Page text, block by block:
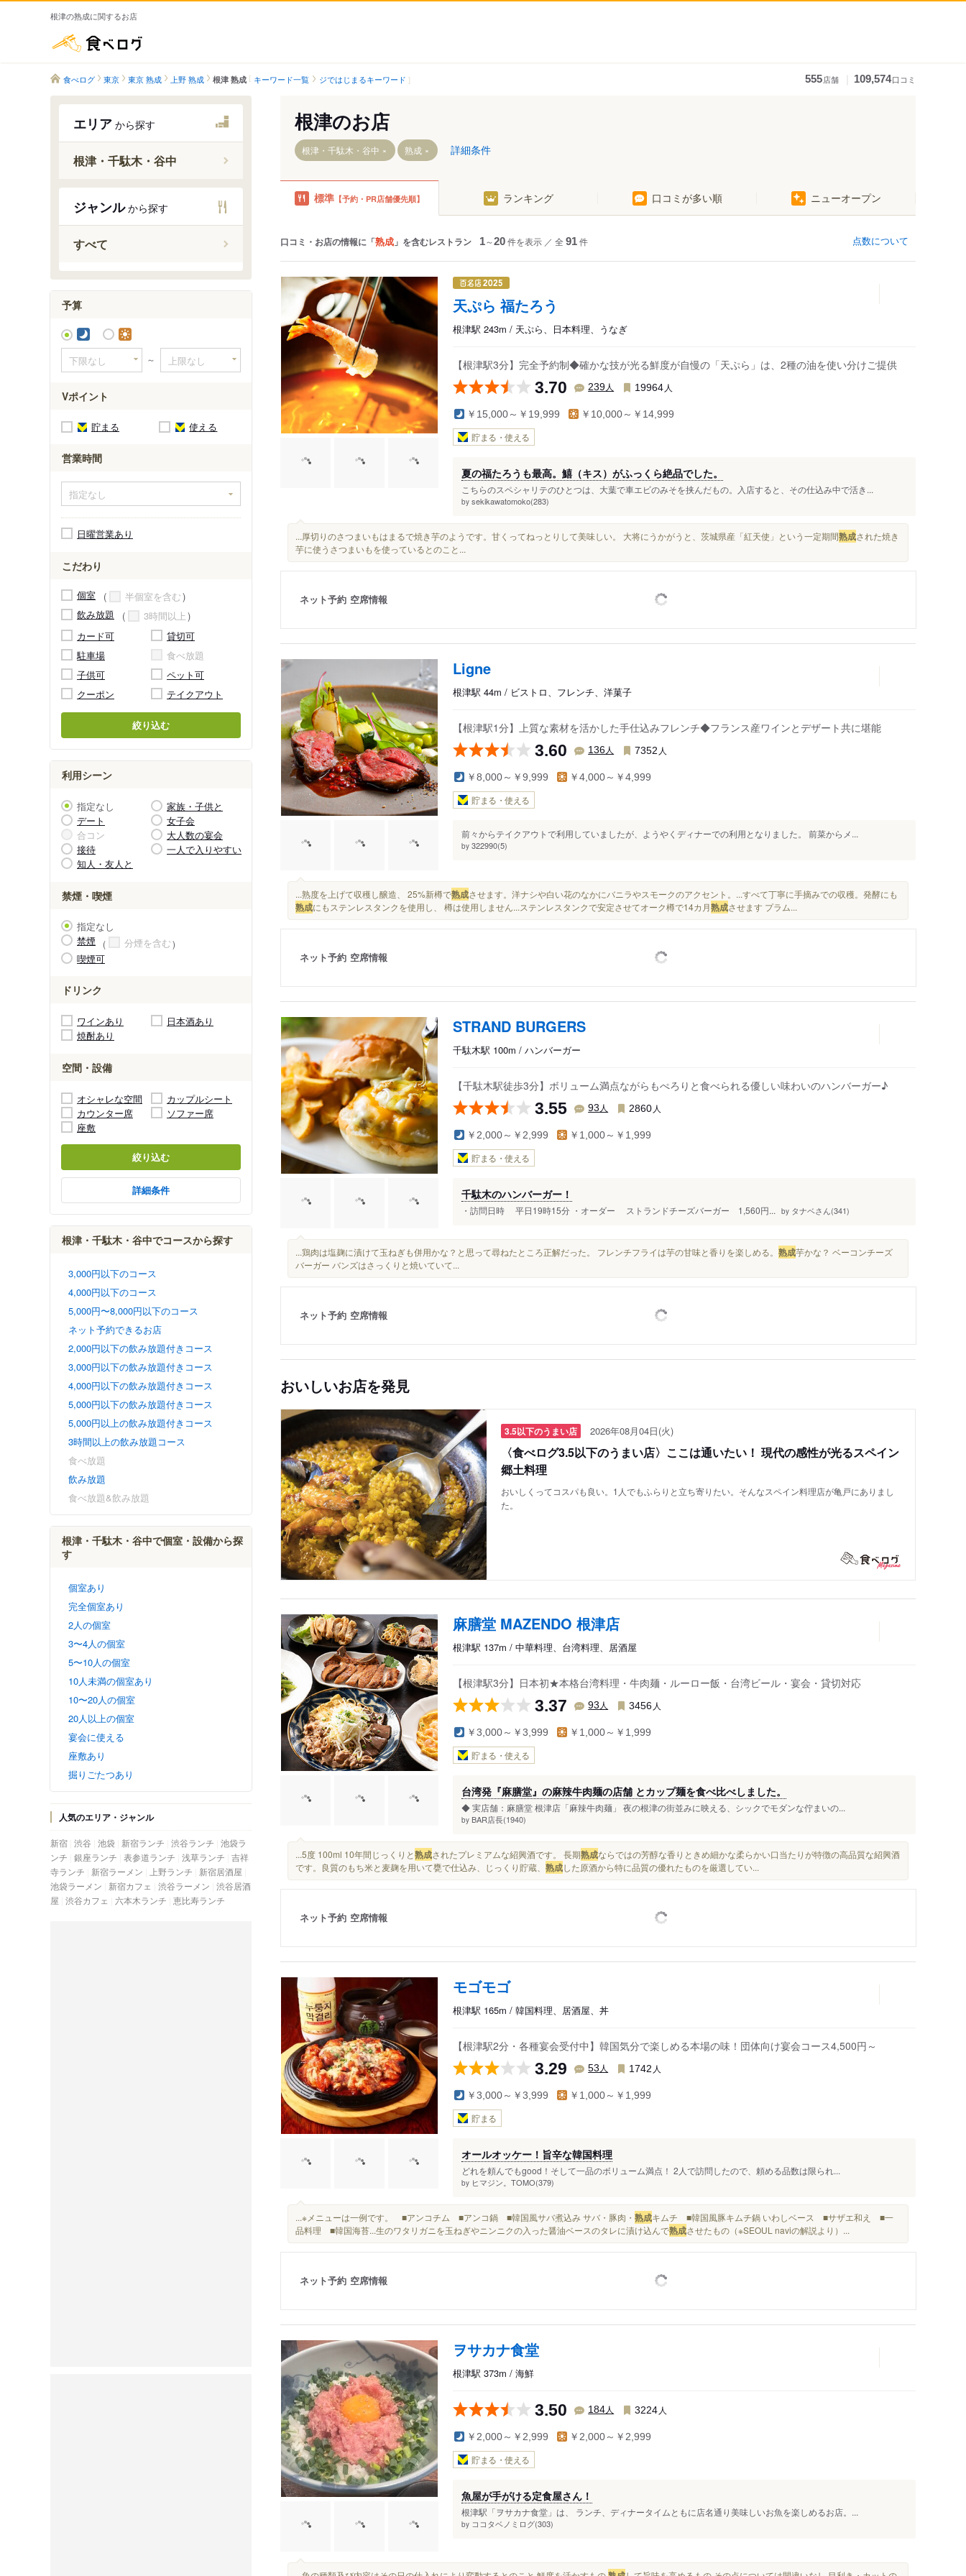
根津の熟成に関するお店
食べログ 東京 東京 熟成 上野 熟成 根津 熟成 キーワード一覧 ジではじまるキーワード 555店舗 109,574口コミ
エリア から探す
根津・千駄木・谷中
ジャンルから探す
すべて
予算
～
Vポイント
貯まる 使える
営業時間
日曜営業あり
こだわり
個室
半個室を含む
飲み放題
3時間以上
カード可
貸切可
駐車場
食べ放題
子供可
ペット可
クーポン
テイクアウト
絞り込む
利用シーン
指定なし
家族・子供と
デート
女子会
合コン
大人数の宴会
接待
一人で入りやすい
知人・友人と
禁煙・喫煙
指定なし
禁煙
分煙を含む
喫煙可
ドリンク
ワインあり
日本酒あり
焼酎あり
空間・設備
オシャレな空間
カップルシート
カウンター席
ソファー席
座敷
絞り込む
詳細条件
根津・千駄木・谷中でコースから探す
3,000円以下のコース
4,000円以下のコース
5,000円〜8,000円以下のコース
ネット予約できるお店
2,000円以下の飲み放題付きコース
3,000円以下の飲み放題付きコース
4,000円以下の飲み放題付きコース
5,000円以下の飲み放題付きコース
5,000円以上の飲み放題付きコース
3時間以上の飲み放題コース
食べ放題
飲み放題
食べ放題&飲み放題
根津・千駄木・谷中で個室・設備から探
す
個室あり
完全個室あり
2人の個室
3〜4人の個室
5〜10人の個室
10人未満の個室あり
10〜20人の個室
20人以上の個室
宴会に使える
座敷あり
掘りごたつあり
人気のエリア・ジャンル
新宿 渋谷 池袋 新宿ランチ 渋谷ランチ 池袋ラ
ンチ 銀座ランチ 表参道ランチ 浅草ランチ 吉祥
寺ランチ
新宿ラーメン 上野ランチ
新宿居酒屋
池袋ラーメン
新宿カフェ 渋谷ラーメン 渋谷居酒
屋 渋谷カフェ 六本木ランチ 恵比寿ランチ
根津のお店
根津・千駄木・谷中 熟成 詳細条件
標準 【予約・PR店舗優先順】 ランキング 口コミが多い順 ニューオープン
口コミ・お店の情報に「熟成 」を含むレストラン 1～20件を表示 ／ 全 91件 点数について
天ぷら 福たろう
根津駅 243m / 天ぷら、日本料理、うなぎ
【根津駅3分】完全予約制◆確かな技が光る鮮度が自慢の「天ぷら」は、2種の油を使い分けご提供
3.70 239人 19964 人
￥15,000～￥19,999 ￥10,000～￥14,999
貯まる・使える
夏の福たろうも最高。鱚（キス）がふっくら絶品でした。
こちらのスペシャリテのひとつは、大葉で車エビのみそを挟んだもの。入店すると、その仕込み中で活き...
by sekikawatomoko(283)
...厚切りのさつまいもはまるで焼き芋のようです。甘くってねっとりして美味しい。 大将にうかがうと、茨城県産「紅天使」という一定期間熟成された焼き
芋に使うさつまいもを使っているとのこと...
ネット予約 空席情報
Ligne
根津駅 44m / ビストロ、フレンチ、洋菓子
【根津駅1分】上質な素材を活かした手仕込みフレンチ◆フランス産ワインとデザート共に堪能
3.60 136人 7352 人
￥8,000～￥9,999 ￥4,000～￥4,999
貯まる・使える
前々からテイクアウトで利用していましたが、ようやくディナーでの利用となりました。 前菜からメ...
by 322990(5)
...熟度を上げて収穫し醸造、 25%新樽で熟成させます。洋ナシや白い花のなかにバニラやスモークのアクセント。...すべて丁寧に手摘みでの収穫。発酵にも
熟成にもステンレスタンクを使用し、 樽は使用しません...ステンレスタンクで安定させてオーク樽で14カ月熟成させます プラム...
ネット予約 空席情報
STRAND BURGERS
千駄木駅 100m / ハンバーガー
【千駄木駅徒歩3分】ボリューム満点ながらもぺろりと食べられる優しい味わいのハンバーガー♪
3.55 93 人 2860 人
￥2,000～￥2,999 ￥1,000～￥1,999
貯まる・使える
千駄木のハンバーガー！
・訪問日時 平日19時15分 ・オーダー ストランドチーズバーガー 1,560円... by タナベさん(341)
...鶏肉は塩麹に漬けて玉ねぎも併用かな？と思って尋ねたところ正解だった。 フレンチフライは芋の甘味と香りを楽しめる。 熟成芋かな？ ベーコンチーズ
バーガー バンズはさっくりと焼いていて...
ネット予約 空席情報
おいしいお店を発見
3.5以下のうまい店 2026年08月04日(火)
〈食べログ3.5以下のうまい店〉ここは通いたい！ 現代の感性が光るスペイン
郷土料理
おいしくってコスパも良い。1人でもふらりと立ち寄りたい。そんなスペイン料理店が亀戸にありまし
た。
麻膳堂 MAZENDO 根津店
根津駅 137m / 中華料理、台湾料理、居酒屋
【根津駅3分】日本初★本格台湾料理・牛肉麺・ルーロー飯・台湾ビール・宴会・貸切対応
3.37 93 人 3456 人
￥3,000～￥3,999 ￥1,000～￥1,999
貯まる・使える
台湾発『麻膳堂』の麻辣牛肉麺の店舗 とカップ麺を食べ比べしました。
◆ 実店舗：麻膳堂 根津店「麻辣牛肉麺」 夜の根津の街並みに映える、シックでモダンな佇まいの...
by BAR店長(1940)
...5度 100ml 10年間じっくりと熟成されたプレミアムな紹興酒です。 長期熟成ならではの芳醇な香りときめ細かな柔らかい口当たりが特徴の高品質な紹興酒
です。良質のもち米と麦麹を用いて甕で仕込み、じっくり貯蔵、 熟成した原酒から特に品質の優れたものを厳選してい...
ネット予約 空席情報
モゴモゴ
根津駅 165m / 韓国料理、居酒屋、丼
【根津駅2分・各種宴会受付中】韓国気分で楽しめる本場の味！団体向け宴会コース4,500円～
3.29 53 人 1742 人
￥3,000～￥3,999 ￥1,000～￥1,999
貯まる
オールオッケー！旨辛な韓国料理
どれを頼んでもgood！そして一品のボリューム満点！ 2人で訪問したので、頼める品数は限られ...
by ヒマジン。TOMO(379)
...※メニューは一例です。 ■アンコチム ■アンコ鍋 ■韓国風サバ煮込み サバ・豚肉・ 熟成キムチ ■韓国風豚キムチ鍋 いわしベース ■サザエ和え ■一
品料理 ■韓国海苔...生のワタリガニを玉ねぎやニンニクの入った醤油ベースのタレに漬け込んで熟成させたもの（※SEOUL naviの解説より）...
ネット予約 空席情報
ヲサカナ食堂
根津駅 373m / 海鮮
3.50 184人 3224 人
￥2,000～￥2,999 ￥2,000～￥2,999
貯まる・使える
魚屋が手がける定食屋さん！
根津駅「ヲサカナ食堂」は、 ランチ、ディナータイムともに店名通り美味しいお魚を楽しめるお店。...
by ココタベノミログ(303)